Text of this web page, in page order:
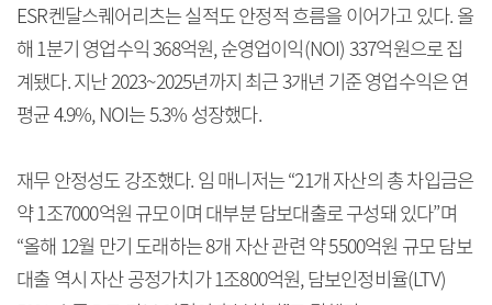
ESR켄달스퀘어리츠는 실적도 안정적 흐름을 이어가고 있다. 올
해 1분기 영업수익 368억원, 순영업이익(NOI) 337억원으로 집
계됐다. 지난 2023~2025년까지 최근 3개년 기준 영업수익은 연
평균 4.9%, NOI는 5.3% 성장했다.
재무 안정성도 강조했다. 임 매니저는 “21개 자산의 총 차입금은
약 1조7000억원 규모이며 대부분 담보대출로 구성돼 있다”며
“올해 12월 만기 도래하는 8개 자산 관련 약 5500억원 규모 담보
대출 역시 자산 공정가치가 1조800억원, 담보인정비율(LTV)